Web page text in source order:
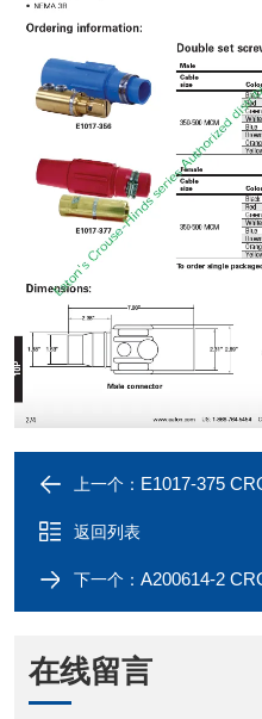
上一个： E1017-375
返回列表
下一个： A200614-2
在线留言